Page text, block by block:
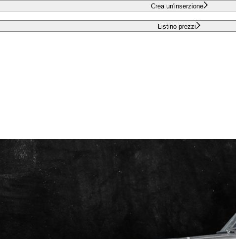
Crea un'inserzione
Listino prezzi